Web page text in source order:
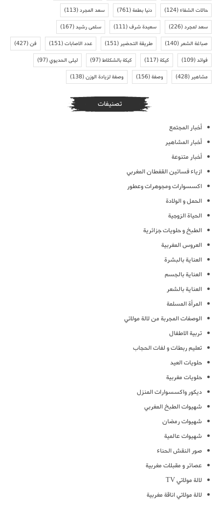
حالات الشفاء(124) دنيا بطمة(761) سعد المجرد(113)
سعد لمجرد(226) سعيدة شرف(111) سلمى رشيد(167)
صباغة الشعر(140) طريقة التحضير(151) عدد الاصابات(151) فن(427)
فوائد(109) كيكة(117) كيكة بالشكلاط(97) ليلى الحديوي(97)
مشاهير(428) وصفة(156) وصفة لزيادة الوزن(138)
تصنيفات
أخبار المجتمع
أخبار المشاهير
أخبار متنوعة
ازياء فساتين القفطان المغربي
اكسسوارات ومجوهرات وعطور
الحمل و الولادة
الحياة الزوجية
الطبخ و حلويات جزائرية
العروس المغربية
العناية بالبشرة
العناية بالجسم
العناية بالشعر
المرأة المسلمة
الوصفات المجربة من لالة مولاتي
تربية الاطفال
تعليم ربطات و لفات الحجاب
حلويات العيد
حلويات مغربية
ديكور واكسسوارات المنزل
شهيوات الطبخ المغربي
شهيوات رمضان
شهيوات عالمية
صور النقش الحناء
عصائر و مقبلات مغربية
لالة مولاتي TV
لالة مولاتي اناقة مغربية